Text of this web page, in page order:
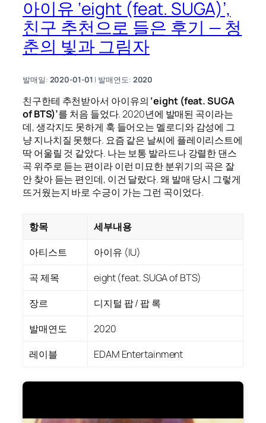
아이유 ‘eight (feat. SUGA)’,
친구 추천으로 들은 후기 — 청
춘의 빛과 그림자
발매일: 2020-01-01 | 발매연도: 2020
친구한테 추천받아서 아이유의 ‘eight (feat. SUGA
of BTS)’를 처음 들었다. 2020년에 발매된 곡이라는
데, 생각지도 못하게 훅 들어오는 멜로디와 감성에 그
냥 지나치질 못했다. 요즘 같은 날씨에 플레이리스트에
딱 어울릴 것 같았다. 나는 보통 발라드나 강렬한 댄스
곡 위주로 듣는 편이라 이런 미묘한 분위기의 곡은 잘
안 찾아 듣는 편인데, 이건 달랐다. 왜 발매 당시 그렇게
뜨거웠는지 바로 수긍이 가는 그런 곡이었다.
항목
세부내용
아티스트
아이유 (IU)
곡 제목
eight (feat. SUGA of BTS)
장르
디지털 팝 / 팝 록
발매연도
2020
레이블
EDAM Entertainment